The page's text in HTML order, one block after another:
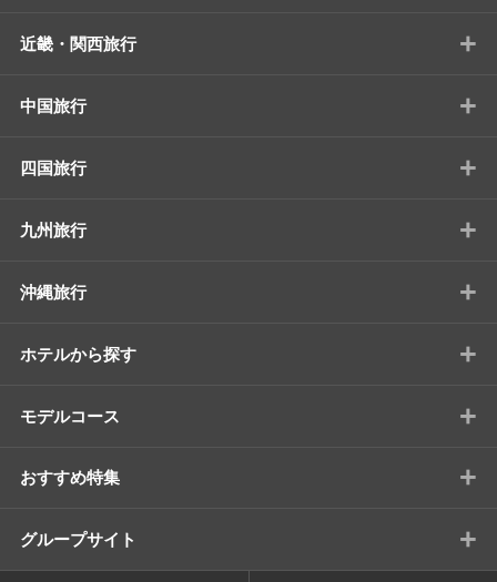
近畿・関西旅行 +
中国旅行 +
四国旅行 +
九州旅行 +
沖縄旅行 +
ホテルから探す +
モデルコース +
おすすめ特集 +
グループサイト +